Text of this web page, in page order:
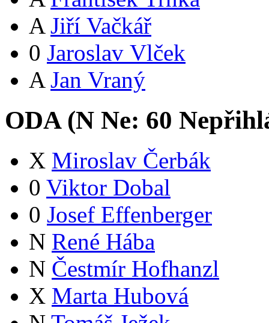
A Jiří Vačkář
0 Jaroslav Vlček
A Jan Vraný
ODA (N Ne: 60
X Miroslav Čerbák
0 Viktor Dobal
0 Josef Effenberger
N René Hába
N Čestmír Hofhanzl
X Marta Hubová